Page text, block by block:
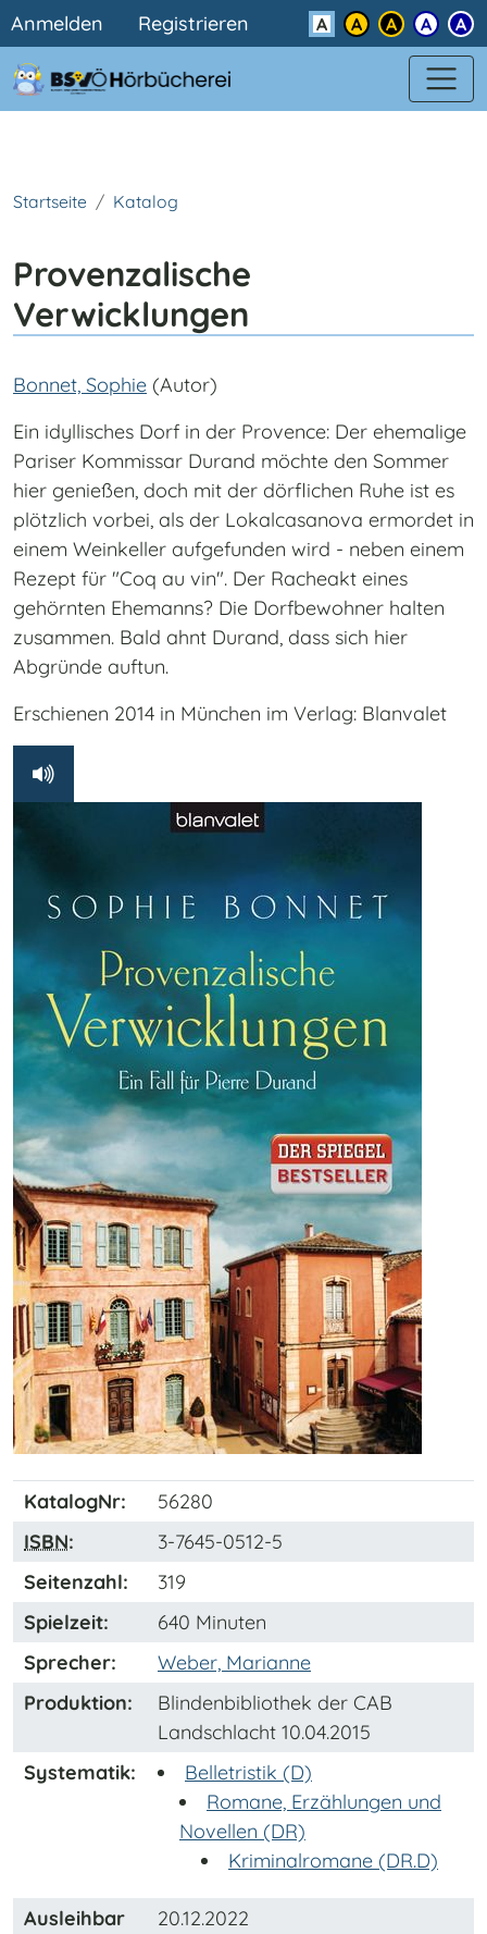
Direkt zum Inhalt
Benutzermenü
Anmelden Registrieren Kontrast
Startseite Katalog
Provenzalische
Verwicklungen
Bonnet, Sophie (Autor)
Ein idyllisches Dorf in der Provence: Der ehemalige
Pariser Kommissar Durand möchte den Sommer
hier genießen, doch mit der dörflichen Ruhe ist es
plötzlich vorbei, als der Lokalcasanova ermordet in
einem Weinkeller aufgefunden wird - neben einem
Rezept für "Coq au vin". Der Racheakt eines
gehörnten Ehemanns? Die Dorfbewohner halten
zusammen. Bald ahnt Durand, dass sich hier
Abgründe auftun.
Erschienen 2014 in München im Verlag: Blanvalet
KatalogNr:
56280
ISBN:
3-7645-0512-5
Seitenzahl:
319
Spielzeit:
640 Minuten
Sprecher:
Weber, Marianne
Produktion:
Blindenbibliothek der CAB
Landschlacht 10.04.2015
Systematik:
Belletristik (D)
Romane, Erzählungen und
Novellen (DR)
Kriminalromane (DR.D)
Ausleihbar
20.12.2022